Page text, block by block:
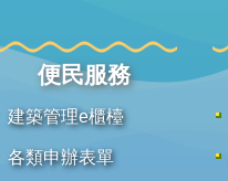
便民服務
建築管理e櫃檯
各類申辦表單